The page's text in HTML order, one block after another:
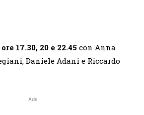
17.30, 20 e 22.45 con Anna
Daniele Adani e Riccardo
Ads